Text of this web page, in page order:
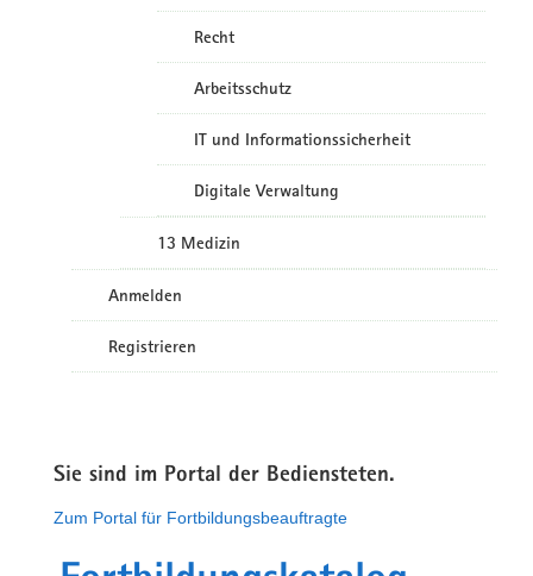
Recht
Arbeitsschutz
IT und Informationssicherheit
Digitale Verwaltung
13 Medizin
Anmelden
Registrieren
Sie sind im Portal der Bediensteten.
Zum Portal für Fortbildungsbeauftragte